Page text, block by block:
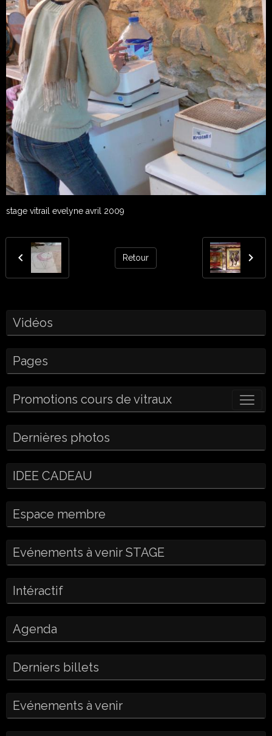
stage vitrail evelyne avril 2009
Retour
Vidéos
Pages
Promotions cours de vitraux
Dernières photos
IDEE CADEAU
Espace membre
Evénements à venir STAGE
Intéractif
Agenda
Derniers billets
Evénements à venir